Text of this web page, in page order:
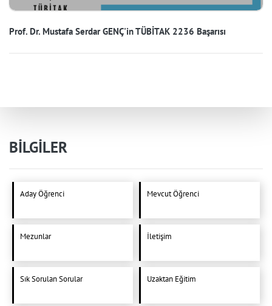
Prof. Dr. Mustafa Serdar GENÇ'in TÜBİTAK 2236 Başarısı
BİLGİLER
Aday Öğrenci Mevcut Öğrenci
Mezunlar İletişim
Sık Sorulan Sorular Uzaktan Eğitim